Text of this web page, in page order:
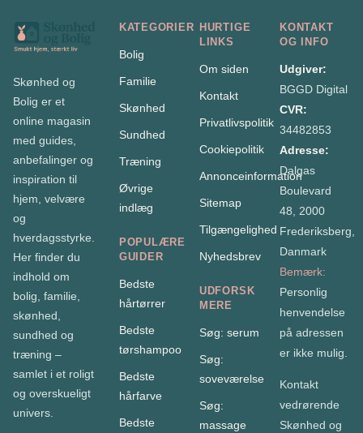
Skønhed og
Bolig er et
online magasin
med guides,
anbefalinger og
inspiration til
hjem, velvære
og
hverdagsstyrke.
Her finder du
indhold om
bolig, familie,
skønhed,
sundhed og
træning –
samlet i et roligt
og overskueligt
univers.
KATEGORIER
Bolig
Familie
Skønhed
Sundhed
Træning
Øvrige
indlæg
POPULÆRE
GUIDER
Bedste
hårtørrer
Bedste
tørshampoo
Bedste
hårfarve
Bedste
HURTIGE
LINKS
Om siden
Kontakt
Privatlivspolitik
Cookiepolitik
Annonceinformation
Sitemap
Tilgængelighed
Nyhedsbrev
UDFORSK
MERE
Søg: serum
Søg:
soveværelse
Søg:
massage
KONTAKT
OG INFO
Udgiver:
BGGD Digital
CVR:
34482853
Adresse:
Dalgas
Boulevard
48, 2000
Frederiksberg,
Danmark
Bemærk:
Personlig
henvendelse
på adressen
er ikke mulig.
Kontakt
vedrørende
Skønhed og